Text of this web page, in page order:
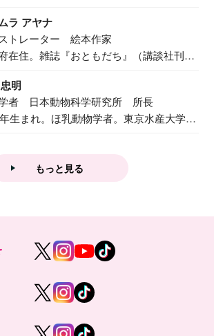
ラ アヤナ
トレーター 絵本作家
在住。雑誌『おともだち』（講談社刊）
明
者 日本動物科学研究所 所長
生まれ。ほ乳動物学者。東京水産大学卒
もっと見る